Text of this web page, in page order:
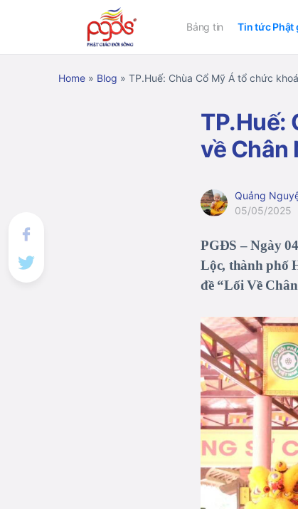
Bảng tin Tin tức Phật
Home » Blog » TP.Huế: Chùa Cổ Mỹ Á tổ chức
TP.Huế:
về Chân
Quảng
05/05/2025
PGĐS – Ngày
Lộc, thành phố
đề “Lối Về